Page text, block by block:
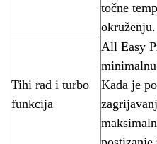
točne
okruženju.
Tihi rad i turbo
funkcija
All Easy
Kada je